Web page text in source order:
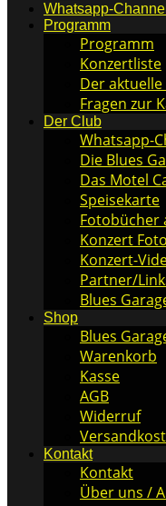
Whatsapp-
Programm
Programm
Konzertliste
Der aktuelle
Fragen zur
Der Club
Whatsapp-
Die Blues
Das Motel
Speisekarte
Fotobücher
Konzert
Konzert-
Partner/
Blues
Shop
Blues
Warenkorb
Kasse
AGB
Widerruf
Kontakt
Kontakt
Über uns /